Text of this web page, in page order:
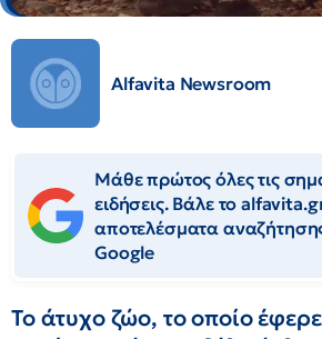
Alfavita Newsroom
Μάθε πρώτος όλες τις
ειδήσεις. Βάλε το
αποτελέσματα
Google
Το άτυχο ζώο, το οποίο